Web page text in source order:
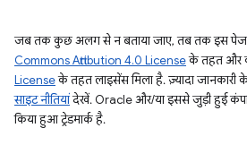
जब तक कुछ अलग से न बताया जाए, तब तक इस पेज
Commons Attribution 4.0 Licenseके तहत और
Licenseके तहत लाइसेंस मिला है. ज़्यादा जानकारी
साइट नीतियांदेखें. Oracle और/या इससे जुड़ी हुई
किया हुआ ट्रेडमार्क है.